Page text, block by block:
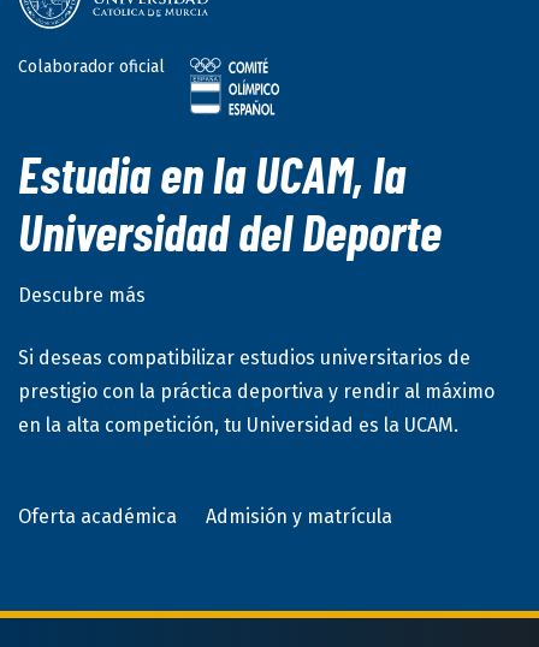
Colaborador oficial
Estudia en la UCAM, la
Universidad del Deporte
Descubre más
Si deseas compatibilizar estudios universitarios de
prestigio con la práctica deportiva y rendir al máximo
en la alta competición, tu Universidad es la UCAM.
Oferta académica Admisión y matrícula